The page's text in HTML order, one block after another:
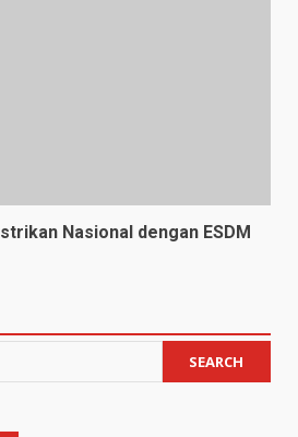
Nasional dengan ESDM
SEARCH